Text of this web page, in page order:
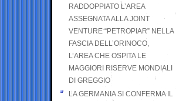
RADDOPPIATO L’AREA
ASSEGNATA ALLA JOINT
VENTURE “PETROPIAR” NELLA
FASCIA DELL’ORINOCO,
L’AREA CHE OSPITA LE
MAGGIORI RISERVE MONDIALI
DI GREGGIO
LA GERMANIA SI CONFERMA IL